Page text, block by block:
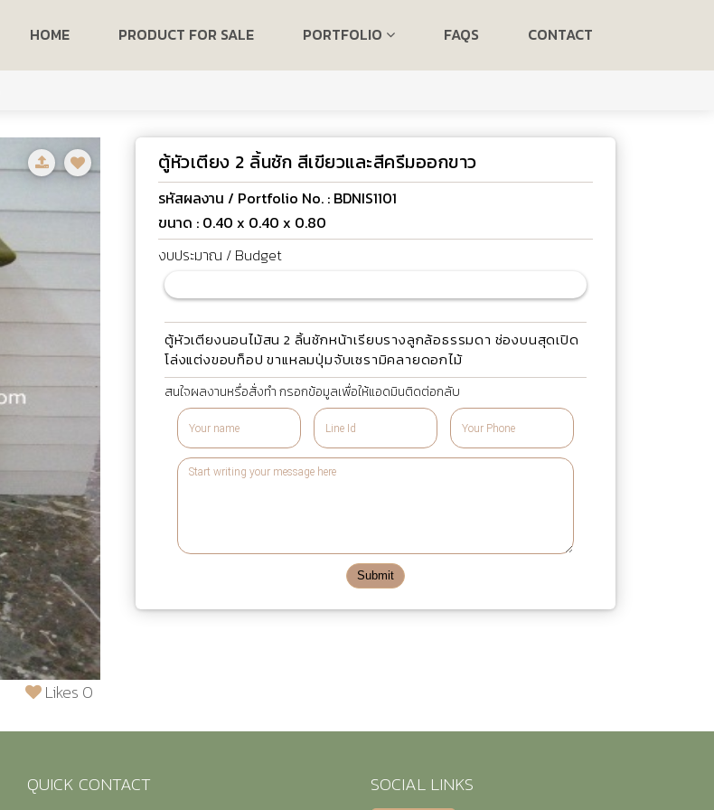
HOME PRODUCT FOR SALE PORTFOLIO FAQS CONTACT
Likes 0
ตู้หัวเตียง 2 ลิ้นชัก สีเขียวและสีครีมออกขาว
รหัสผลงาน / Portfolio No. : BDNIS1101
ขนาด : 0.40 x 0.40 x 0.80
งบประมาณ / Budget
ตู้หัวเตียงนอนไม้สน 2 ลิ้นชักหน้าเรียบรางลูกล้อธรรมดา ช่องบนสุดเปิด
โล่งแต่งขอบท็อป ขาแหลมปุ่มจับเซรามิคลายดอกไม้
สนใจผลงานหรื่อสั่งทำ กรอกข้อมูลเพื่อให้แอดมินติดต่อกลับ
Submit
QUICK CONTACT
SOCIAL LINKS